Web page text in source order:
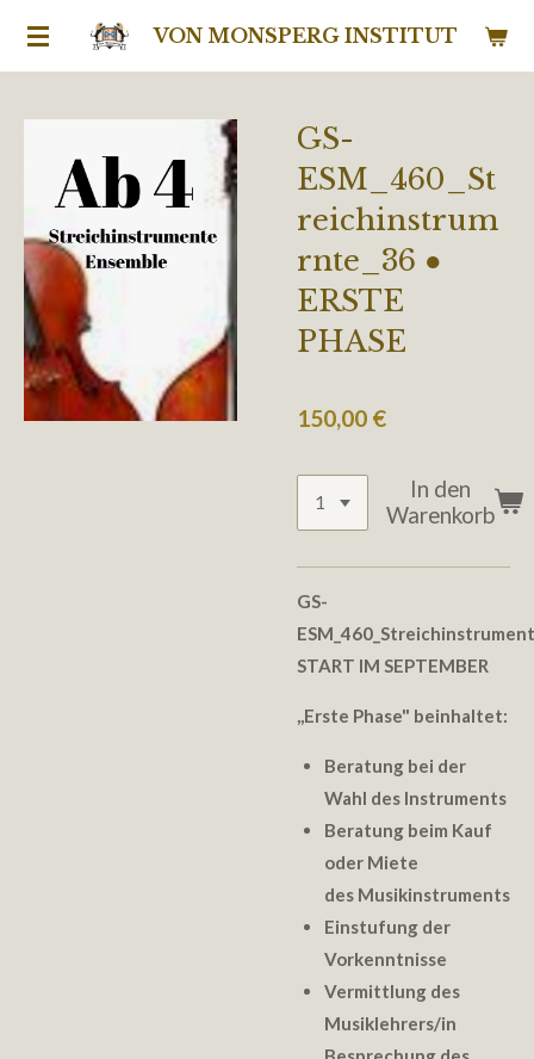
Zum
VON MONSPERG INSTITUT
GS-
ESM_460_St
reichinstrum
rnte_36 ●
ERSTE
PHASE
150,00 €
In den
Warenkorb
GS-
START IM SEPTEMBER
,,Erste Phase" beinhaltet:
Beratung bei der
Wahl des Instruments
Beratung beim Kauf
oder Miete
des Musikinstruments
Einstufung der
Vorkenntnisse
Vermittlung des
Musiklehrers/in